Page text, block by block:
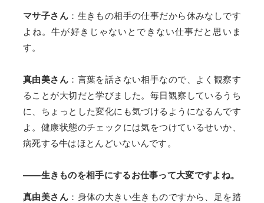
マサ子さん ：生きもの相手の仕事だから休みなしです
よね。牛が好きじゃないとできない仕事だと思いま
す。
真由美さん ：言葉を話さない相手なので、よく観察す
ることが大切だと学びました。毎日観察しているうち
に、ちょっとした変化にも気づけるようになるんです
よ。健康状態のチェックには気をつけているせいか、
病死する牛はほとんどいないんです。
——生きものを相手にするお仕事って大変ですよね。
真由美さん ：身体の大きい生きものですから、足を踏